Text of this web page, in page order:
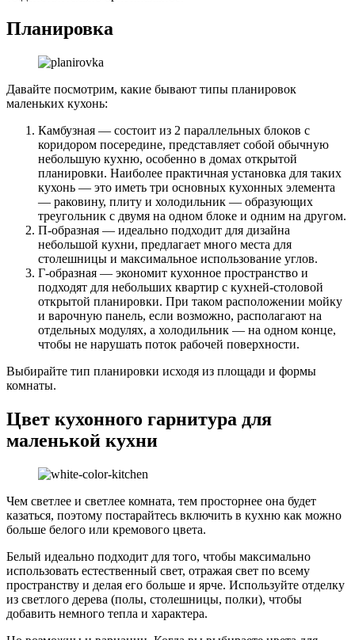
Планировка
Давайте посмотрим, какие бывают типы планировок
маленьких кухонь:
Камбузная — состоит из 2 параллельных блоков с
коридором посередине, представляет собой обычную
небольшую кухню, особенно в домах открытой
планировки. Наиболее практичная установка для таких
кухонь — это иметь три основных кухонных элемента
— раковину, плиту и холодильник — образующих
треугольник с двумя на одном блоке и одним на другом.
П-образная — идеально подходит для дизайна
небольшой кухни, предлагает много места для
столешницы и максимальное использование углов.
Г-образная — экономит кухонное пространство и
подходят для небольших квартир с кухней-столовой
открытой планировки. При таком расположении мойку
и варочную панель, если возможно, располагают на
отдельных модулях, а холодильник — на одном конце,
чтобы не нарушать поток рабочей поверхности.
Выбирайте тип планировки исходя из площади и формы
комнаты.
Цвет кухонного гарнитура для
маленькой кухни
Чем светлее и светлее комната, тем просторнее она будет
казаться, поэтому постарайтесь включить в кухню как можно
больше белого или кремового цвета.
Белый идеально подходит для того, чтобы максимально
использовать естественный свет, отражая свет по всему
пространству и делая его больше и ярче. Используйте отделку
из светлого дерева (полы, столешницы, полки), чтобы
добавить немного тепла и характера.